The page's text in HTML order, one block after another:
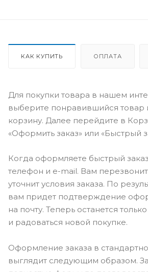
КАК КУПИТЬ ОПЛАТА
Для покупки товара в нашем
выберите понравившийся товар
корзину. Далее перейдите в
«Оформить заказ» или «Быстрый
Когда оформляете быстрый
телефон и e-mail. Вам
уточнит условия заказа. По
вам придет подтверждение
на почту. Теперь останется
и радоваться новой покупке.
Оформление заказа в
выглядит следующим образом.